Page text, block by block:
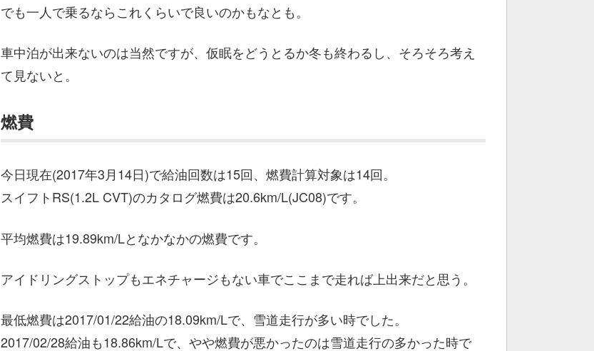
でも一人で乗るならこれくらいで良いのかもなとも。
車中泊が出来ないのは当然ですが、仮眠をどうとるか冬も終わるし、そろそろ考え
て見ないと。
燃費
今日現在(2017年3月14日)で給油回数は15回、燃費計算対象は14回。
スイフトRS(1.2L CVT)のカタログ燃費は20.6km/L(JC08)です。
平均燃費は19.89km/Lとなかなかの燃費です。
アイドリングストップもエネチャージもない車でここまで走れば上出来だと思う。
最低燃費は2017/01/22給油の18.09km/Lで、雪道走行が多い時でした。
2017/02/28給油も18.86km/Lで、やや燃費が悪かったのは雪道走行の多かった時で